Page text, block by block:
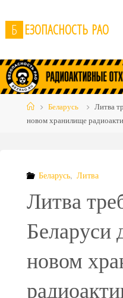
to
content
Б ЕЗОПАСНОСТЬ РАО
HomeБеларусь
Литва
новом хранилище
Беларусь, Литва
Литва
Беларуси
новом